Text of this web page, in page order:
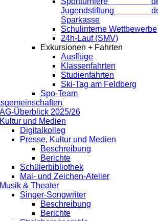
Jugendstiftung
Sparkasse
Schulinterne Wettbewerbe
24h-Lauf (SMV)
Exkursionen + Fahrten
Ausflüge
Klassenfahrten
Studienfahrten
Ski-Tag am Feldberg
Spo-Team
AG-Überblick 2025/26
Kultur und Medien
Digitalkolleg
Presse, Kultur und Medien
Beschreibung
Berichte
Schülerbibliothek
Mal- und Zeichen-Atelier
Musik & Theater
Singer-Songwriter
Beschreibung
Berichte